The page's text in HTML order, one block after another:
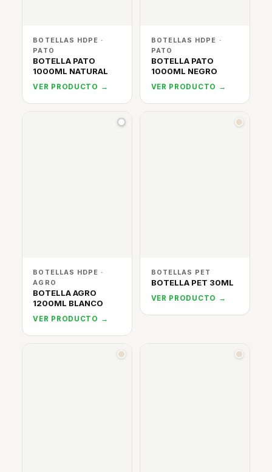
BOTELLAS HDPE ·
PATO
BOTELLA PATO
1000ML NATURAL
VER PRODUCTO →
BOTELLAS HDPE ·
PATO
BOTELLA PATO
1000ML NEGRO
VER PRODUCTO →
BOTELLAS HDPE ·
AGRO
BOTELLA AGRO
1200ML BLANCO
VER PRODUCTO →
BOTELLAS PET
BOTELLA PET 30ML
VER PRODUCTO →